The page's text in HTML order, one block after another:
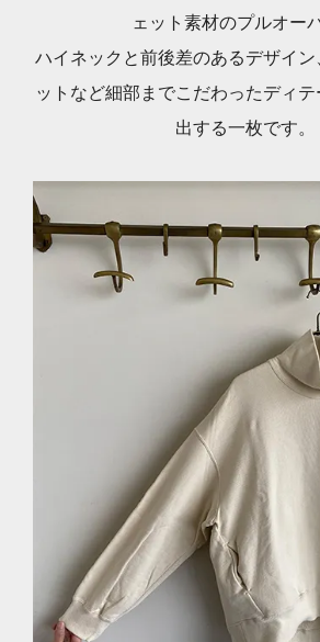
ェット素材のプルオー
ハイネックと前後差のあるデザイ
ットなど細部までこだわったディ
出する一枚です。